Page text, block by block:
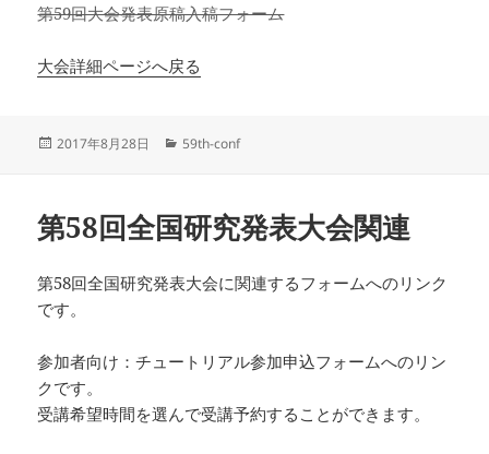
第59回大会発表原稿入稿フォーム
大会詳細ページへ戻る
投
2017年8月28日
カ
ー
59th-conf
第58回全国研究発表大会関連
第58回全国研究発表大会に関連するフォームへのリンク
です。
参加者向け：チュートリアル参加申込フォームへのリン
クです。
受講希望時間を選んで受講予約することができます。